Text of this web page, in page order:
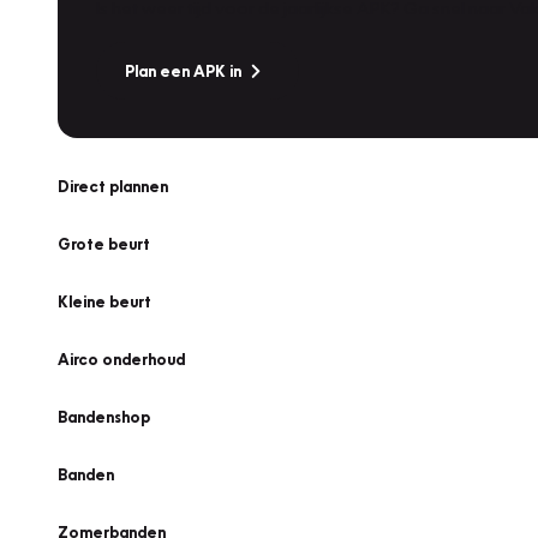
Plan een APK in
Direct plannen
Grote beurt
Kleine beurt
Airco onderhoud
Bandenshop
Banden
Zomerbanden